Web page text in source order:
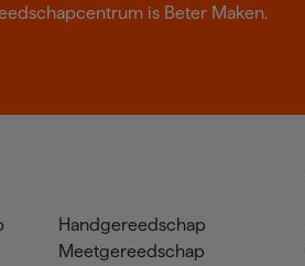
is Beter Maken.
Handgereedschap
Meetgereedschap